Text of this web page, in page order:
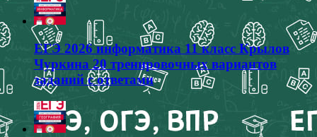
ЕГЭ 2026 информатика 11 класс Крылов
Чуркина 20 тренировочных вариантов
заданий с ответами